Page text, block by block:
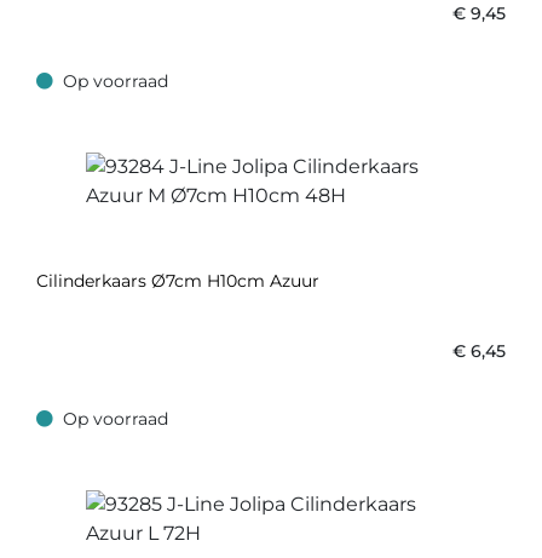
€ 9,45
Op voorraad
Op voorraad
Cilinderkaars Ø7cm H10cm Azuur
€ 6,45
Op voorraad
Op voorraad